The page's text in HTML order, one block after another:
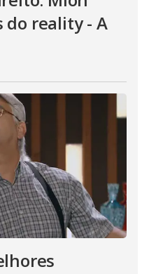
do reality - A